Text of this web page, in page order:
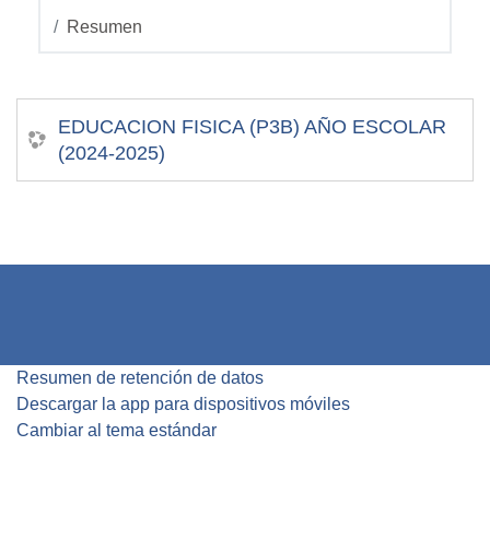
Resumen
EDUCACION FISICA (P3B) AÑO ESCOLAR
(2024-2025)
Resumen de retención de datos
Descargar la app para dispositivos móviles
Cambiar al tema estándar